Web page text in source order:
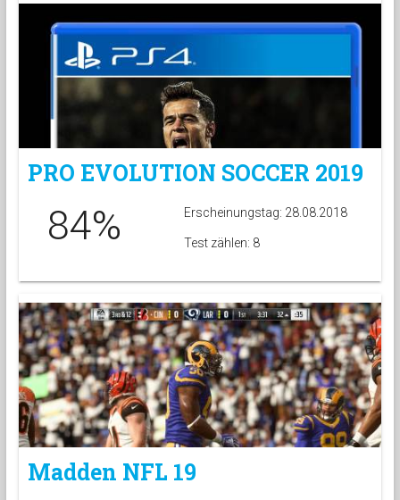
PRO EVOLUTION SOCCER 2019
84% Erscheinungstag: 28.08.2018
Test zählen: 8
Madden NFL 19